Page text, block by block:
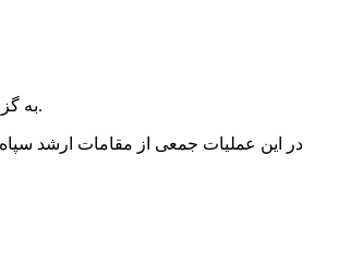
به؛ تصاویر لحظه اعلام رمز عملیات «وعده صادق۲» توسط سردار سرلشکر حسین سلامی فرمانده‌کل سپاه پاسداران انقلاب اسلامی منتشر شد.
در این عملیات جمعی از مقامات ارشد